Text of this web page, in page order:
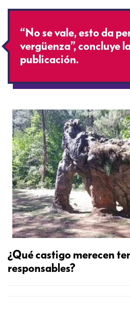
“No se vale, esto da
vergüenza”, concluye
publicación.
¿Qué castigo merecen
responsables?